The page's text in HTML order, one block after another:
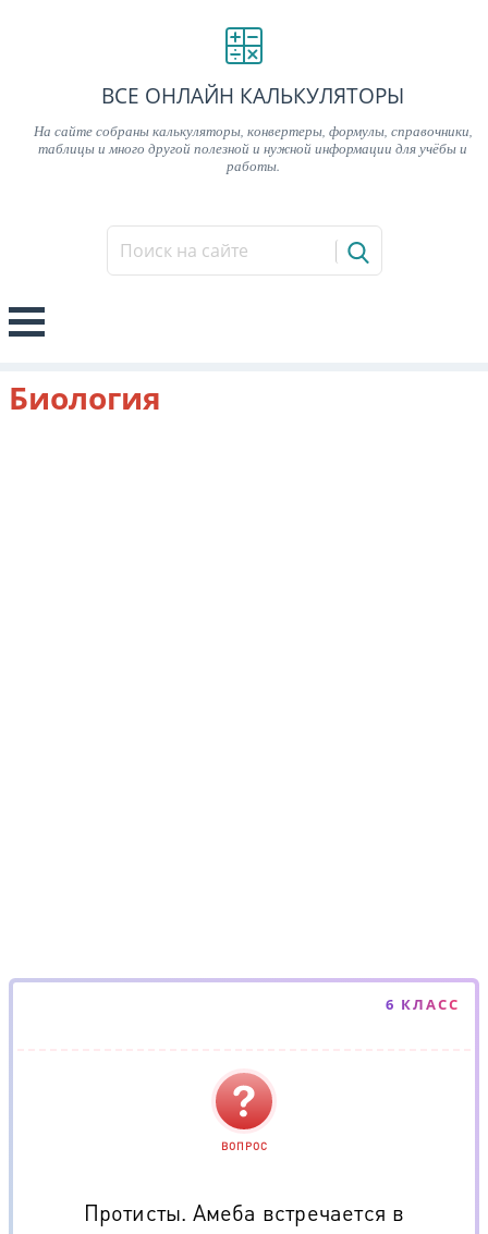
ВСЕ ОНЛАЙН КАЛЬКУЛЯТОРЫ
На сайте собраны калькуляторы, конвертеры, формулы, справочники,
таблицы и много другой полезной и нужной информации для учёбы и
работы.
Биология
6 КЛАСС
ВОПРОС
Протисты. Амеба встречается в